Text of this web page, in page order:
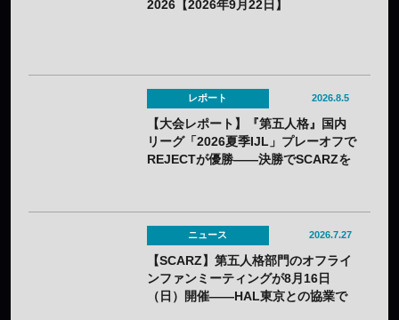
2026【2026年9月22日】
レポート 2026.8.5
【大会レポート】『第五人格』国内
リーグ「2026夏季IJL」プレーオフで
REJECTが優勝——決勝でSCARZを
ニュース 2026.7.27
【SCARZ】第五人格部門のオフライ
ンファンミーティングが8月16日
（日）開催——HAL東京との協業で